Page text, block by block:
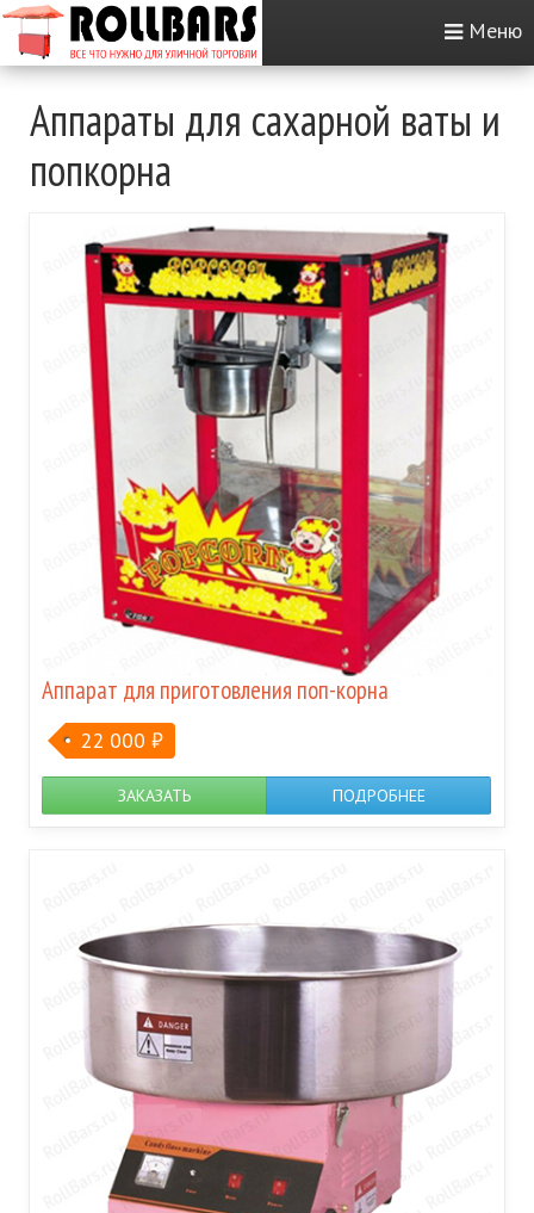
Меню
Аппараты для сахарной ваты и
попкорна
Аппарат для приготовления поп-корна
22 000 ₽
ЗАКАЗАТЬ ПОДРОБНЕЕ